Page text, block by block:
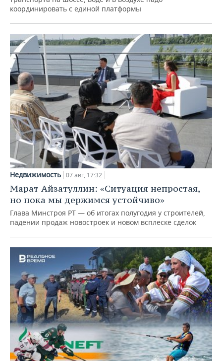
координировать с единой платформы
Недвижимость 07 авг, 17:32
Марат Айзатуллин: «Ситуация непростая,
но пока мы держимся устойчиво»
Глава Минстроя РТ — об итогах полугодия у строителей,
падении продаж новостроек и новом всплеске сделок